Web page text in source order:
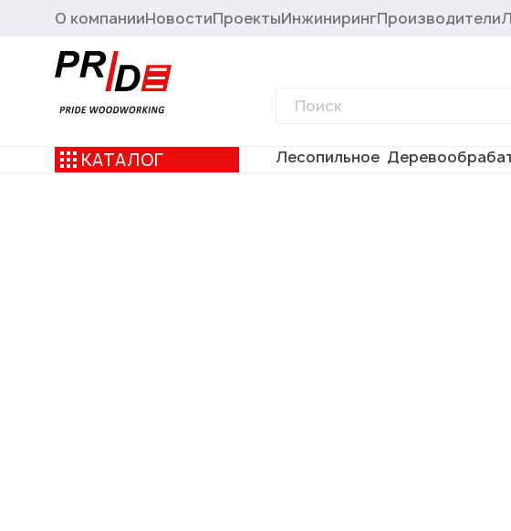
О компанииНовостиПроектыИнжинирингПроизводители
КАТАЛОГ Лесопильное